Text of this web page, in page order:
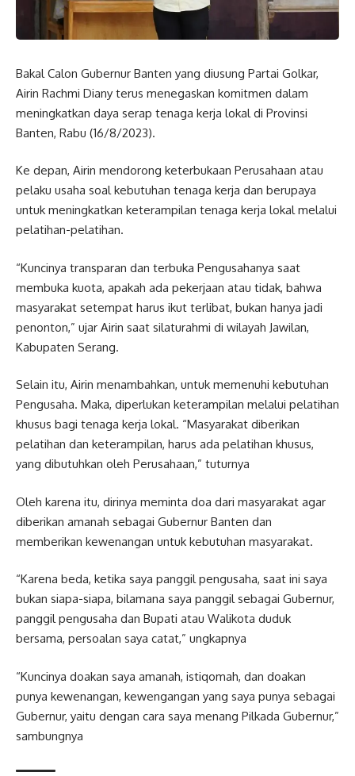
Bakal Calon Gubernur Banten yang diusung Partai Golkar,
Airin Rachmi Diany terus menegaskan komitmen dalam
meningkatkan daya serap tenaga kerja lokal di Provinsi
Banten, Rabu (16/8/2023).
Ke depan, Airin mendorong keterbukaan Perusahaan atau
pelaku usaha soal kebutuhan tenaga kerja dan berupaya
untuk meningkatkan keterampilan tenaga kerja lokal melalui
pelatihan-pelatihan.
“Kuncinya transparan dan terbuka Pengusahanya saat
membuka kuota, apakah ada pekerjaan atau tidak, bahwa
masyarakat setempat harus ikut terlibat, bukan hanya jadi
penonton,” ujar Airin saat silaturahmi di wilayah Jawilan,
Kabupaten Serang.
Selain itu, Airin menambahkan, untuk memenuhi kebutuhan
Pengusaha. Maka, diperlukan keterampilan melalui pelatihan
khusus bagi tenaga kerja lokal. “Masyarakat diberikan
pelatihan dan keterampilan, harus ada pelatihan khusus,
yang dibutuhkan oleh Perusahaan,” tuturnya
Oleh karena itu, dirinya meminta doa dari masyarakat agar
diberikan amanah sebagai Gubernur Banten dan
memberikan kewenangan untuk kebutuhan masyarakat.
“Karena beda, ketika saya panggil pengusaha, saat ini saya
bukan siapa-siapa, bilamana saya panggil sebagai Gubernur,
panggil pengusaha dan Bupati atau Walikota duduk
bersama, persoalan saya catat,” ungkapnya
“Kuncinya doakan saya amanah, istiqomah, dan doakan
punya kewenangan, kewengangan yang saya punya sebagai
Gubernur, yaitu dengan cara saya menang Pilkada Gubernur,”
sambungnya